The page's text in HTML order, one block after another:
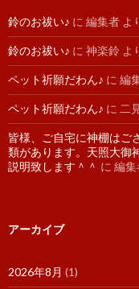
鈴のお祓い♪ に 編集者 よ
鈴のお祓い♪ に 神楽鈴 よ
ペット祈願だわん♪ に 編
ペット祈願だわん♪ に 二
皆様、ご自宅に神棚はご
類があります。天照大御
説明致します＾＾ に 編集
アーカイブ
2026年8月 (1)